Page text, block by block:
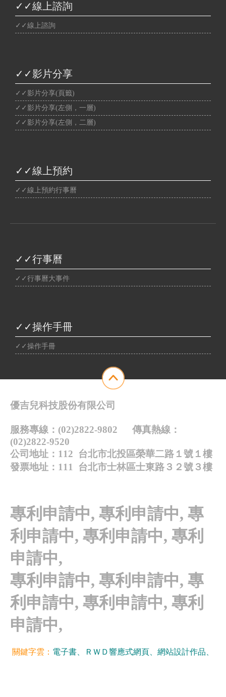
✓✓線上諮詢
✓✓線上諮詢
✓✓影片分享
✓✓影片分享(頁籤)
✓✓影片分享(左側，一層)
✓✓影片分享(左側，二層)
✓✓線上預約
✓✓線上預約行事曆
✓✓行事曆
✓✓行事曆大事件
✓✓操作手冊
✓✓操作手冊
優吉兒科技股份有限公司
服務專線：(02)2822-9802 傳真熱線：
(02)2822-9520
公司地址：112 台北市北投區榮華二路１號１樓
發票地址：111 台北市士林區士東路３２號３樓
專利申請中, 專利申請中, 專
利申請中, 專利申請中, 專利
申請中,
專利申請中, 專利申請中, 專
利申請中, 專利申請中, 專利
申請中,
關鍵字雲： 電子書 ＲＷＤ響應式網頁、 網站設計作品